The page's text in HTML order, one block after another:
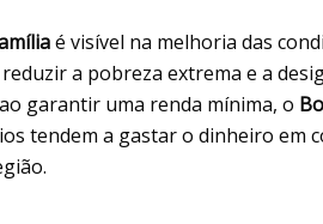
é visível na melhoria das
a pobreza extrema e a
garantir uma renda mínima, o
tendem a gastar o dinheiro em